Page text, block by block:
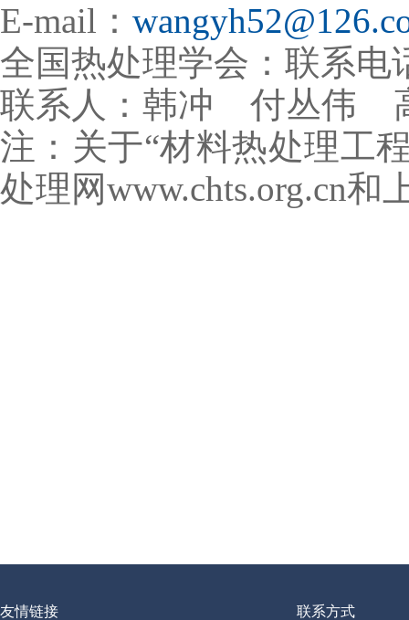
E-mail：
全国热处理学会：联系电
联系人：韩冲 付丛伟 高
注：关于“材料热处理工
处理网www.chts.org.cn和
友情链接 联系方式